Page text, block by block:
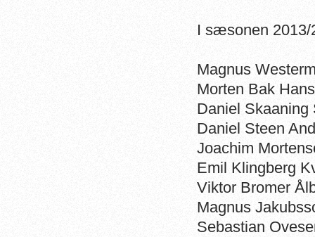
I sæsonen 2013/
Magnus
Morten Bak
Daniel Skaaning
Daniel Steen
Joachim
Emil Klingberg
Viktor Bromer
Magnus
Sebastian